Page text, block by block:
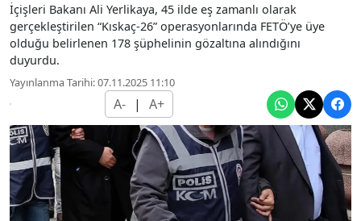
İçişleri Bakanı Ali Yerlikaya, 45 ilde eş zamanlı olarak
gerçekleştirilen “Kıskaç-26” operasyonlarında FETÖ’ye üye
olduğu belirlenen 178 şüphelinin gözaltına alındığını
duyurdu.
Yayınlanma Tarihi: 07.11.2025 11:10
A- | A+